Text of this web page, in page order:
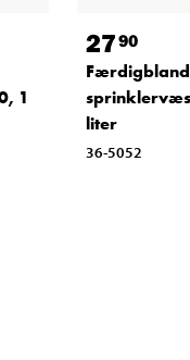
1
2790
liter
36-5052